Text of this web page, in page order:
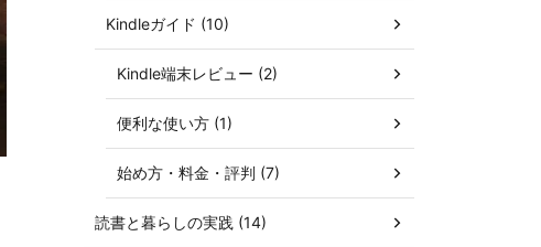
Kindleガイド (10)
Kindle端末レビュー (2)
便利な使い方 (1)
始め方・料金・評判 (7)
読書と暮らしの実践 (14)